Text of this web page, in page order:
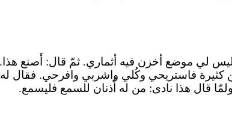
لي موضع أخزن فيه أثماري. ثمّ قال: أَصنع هذا.
فاستريحي وكُلي واشربي وافرحي. فقال له
قال هذا نادى: من له أُذنان للسمع فليسمع.